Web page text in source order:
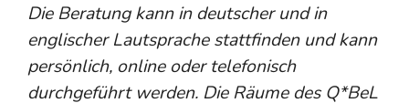
Die Beratung kann in deutscher und in
englischer Lautsprache stattfinden und kann
persönlich, online oder telefonisch
durchgeführt werden. Die Räume des Q*BeL